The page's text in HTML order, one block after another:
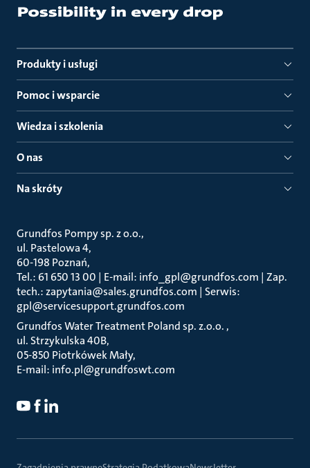
Produkty i usługi
Pomoc i wsparcie
Wiedza i szkolenia
O nas
Na skróty
Grundfos Pompy sp. z o.o.
ul. Pastelowa 4
60-198 Poznań
Tel.: 61 650 13 00 | E-mail: info_gpl@grundfos.com | Zap.
tech.: zapytania@sales.grundfos.com | Serwis:
gpl@servicesupport.grundfos.com
Grundfos Water Treatment Poland sp. z.o.o.
ul. Strzykulska 40B
05-850 Piotrkówek Mały
E-mail: info.pl@grundfoswt.com